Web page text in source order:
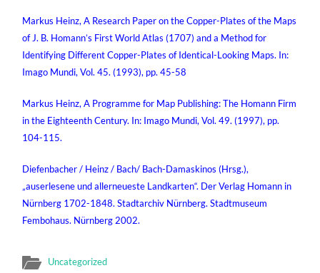
Markus Heinz, A Research Paper on the Copper-Plates of the Maps
of J. B. Homann’s First World Atlas (1707) and a Method for
Identifying Different Copper-Plates of Identical-Looking Maps. In:
Imago Mundi, Vol. 45. (1993), pp. 45-58
Markus Heinz, A Programme for Map Publishing: The Homann Firm
in the Eighteenth Century. In: Imago Mundi, Vol. 49. (1997), pp.
104-115.
Diefenbacher / Heinz / Bach/ Bach-Damaskinos (Hrsg.),
„auserlesene und allerneueste Landkarten“. Der Verlag Homann in
Nürnberg 1702-1848. Stadtarchiv Nürnberg. Stadtmuseum
Fembohaus. Nürnberg 2002.
Uncategorized